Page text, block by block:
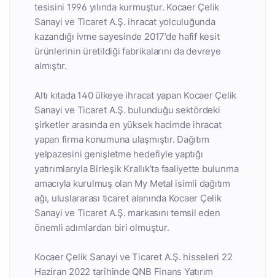
tesisini 1996 yılında kurmuştur. Kocaer Çelik
Sanayi ve Ticaret A.Ş. ihracat yolculuğunda
kazandığı ivme sayesinde 2017’de hafif kesit
ürünlerinin üretildiği fabrikalarını da devreye
almıştır.
Altı kıtada 140 ülkeye ihracat yapan Kocaer Çelik
Sanayi ve Ticaret A.Ş. bulunduğu sektördeki
şirketler arasında en yüksek hacimde ihracat
yapan firma konumuna ulaşmıştır. Dağıtım
yelpazesini genişletme hedefiyle yaptığı
yatırımlarıyla Birleşik Krallık’ta faaliyette bulunma
amacıyla kurulmuş olan My Metal isimli dağıtım
ağı, uluslararası ticaret alanında Kocaer Çelik
Sanayi ve Ticaret A.Ş. markasını temsil eden
önemli adımlardan biri olmuştur.
Kocaer Çelik Sanayi ve Ticaret A.Ş. hisseleri 22
Haziran 2022 tarihinde QNB Finans Yatırım